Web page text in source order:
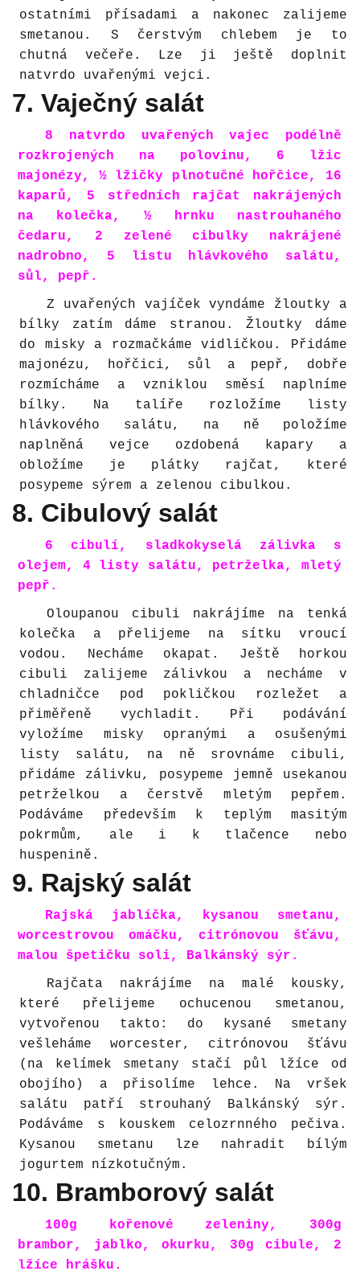
ostatními přísadami a nakonec zalijeme
smetanou. S čerstvým chlebem je to
chutná večeře. Lze ji ještě doplnit
natvrdo uvařenými vejci.
7. Vaječný salát
8 natvrdo uvařených vajec podélně
rozkrojených na polovinu, 6 lžic
majonézy, ½ lžičky plnotučné hořčice, 16
kaparů, 5 středních rajčat nakrájených
na kolečka, ½ hrnku nastrouhaného
čedaru, 2 zelené cibulky nakrájené
nadrobno, 5 listu hlávkového salátu,
sůl, pepř.
Z uvařených vajíček vyndáme žloutky a
bílky zatím dáme stranou. Žloutky dáme
do misky a rozmačkáme vidličkou. Přidáme
majonézu, hořčici, sůl a pepř, dobře
rozmícháme a vzniklou směsí naplníme
bílky. Na talíře rozložíme listy
hlávkového salátu, na ně položíme
naplněná vejce ozdobená kapary a
obložíme je plátky rajčat, které
posypeme sýrem a zelenou cibulkou.
8. Cibulový salát
6 cibulí, sladkokyselá zálivka s
olejem, 4 listy salátu, petrželka, mletý
pepř.
Oloupanou cibuli nakrájíme na tenká
kolečka a přelijeme na sítku vroucí
vodou. Necháme okapat. Ještě horkou
cibuli zalijeme zálivkou a necháme v
chladničce pod pokličkou rozležet a
přiměřeně vychladit. Při podávání
vyložíme misky opranými a osušenými
listy salátu, na ně srovnáme cibuli,
přidáme zálivku, posypeme jemně usekanou
petrželkou a čerstvě mletým pepřem.
Podáváme především k teplým masitým
pokrmům, ale i k tlačence nebo
huspenině.
9. Rajský salát
Rajská jablíčka, kysanou smetanu,
worcestrovou omáčku, citrónovou šťávu,
malou špetičku soli, Balkánský sýr.
Rajčata nakrájíme na malé kousky,
které přelijeme ochucenou smetanou,
vytvořenou takto: do kysané smetany
vešleháme worcester, citrónovou šťávu
(na kelímek smetany stačí půl lžíce od
obojího) a přisolíme lehce. Na vršek
salátu patří strouhaný Balkánský sýr.
Podáváme s kouskem celozrnného pečiva.
Kysanou smetanu lze nahradit bílým
jogurtem nízkotučným.
10. Bramborový salát
100g kořenové zeleniny, 300g
brambor, jablko, okurku, 30g cibule, 2
lžíce hrášku.